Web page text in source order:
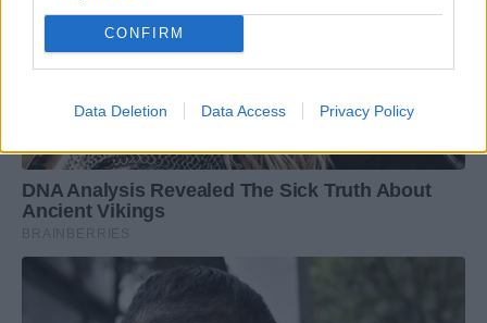
CONFIRM
Data Deletion Data Access Privacy Policy